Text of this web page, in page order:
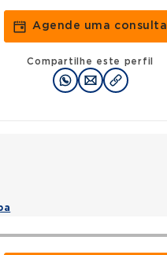
Agende uma consulta
Compartilhe este perfil